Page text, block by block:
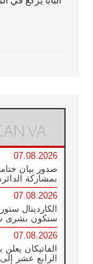
07.08.2026
صدور بيان
بمشاركة
07.08.2026
الكاردينال
ستكون بشرى
07.08.2026
الفاتيكان يعلن
الرابع عشر